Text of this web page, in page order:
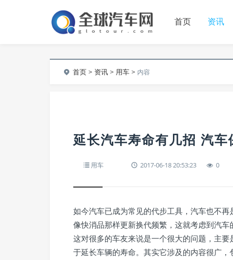
首页 资讯
首页 > 资讯 > 用车 > 内容
延长汽车寿命有几招 汽车
用车 2017-06-18 20:53:23 0
如今汽车已成为常见的代步工具，汽车也不
像快消品那样更新换代频繁，这就考虑到汽
这对很多的车友来说是一个很大的问题，主
于延长车辆的寿命。其实它涉及的内容很广